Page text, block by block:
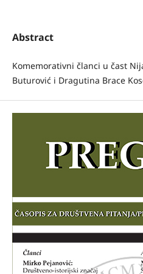
Abstract
Komemorativni članci u čast
Buturović i Dragutina Brace